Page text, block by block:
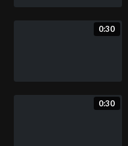
0:30
0:30